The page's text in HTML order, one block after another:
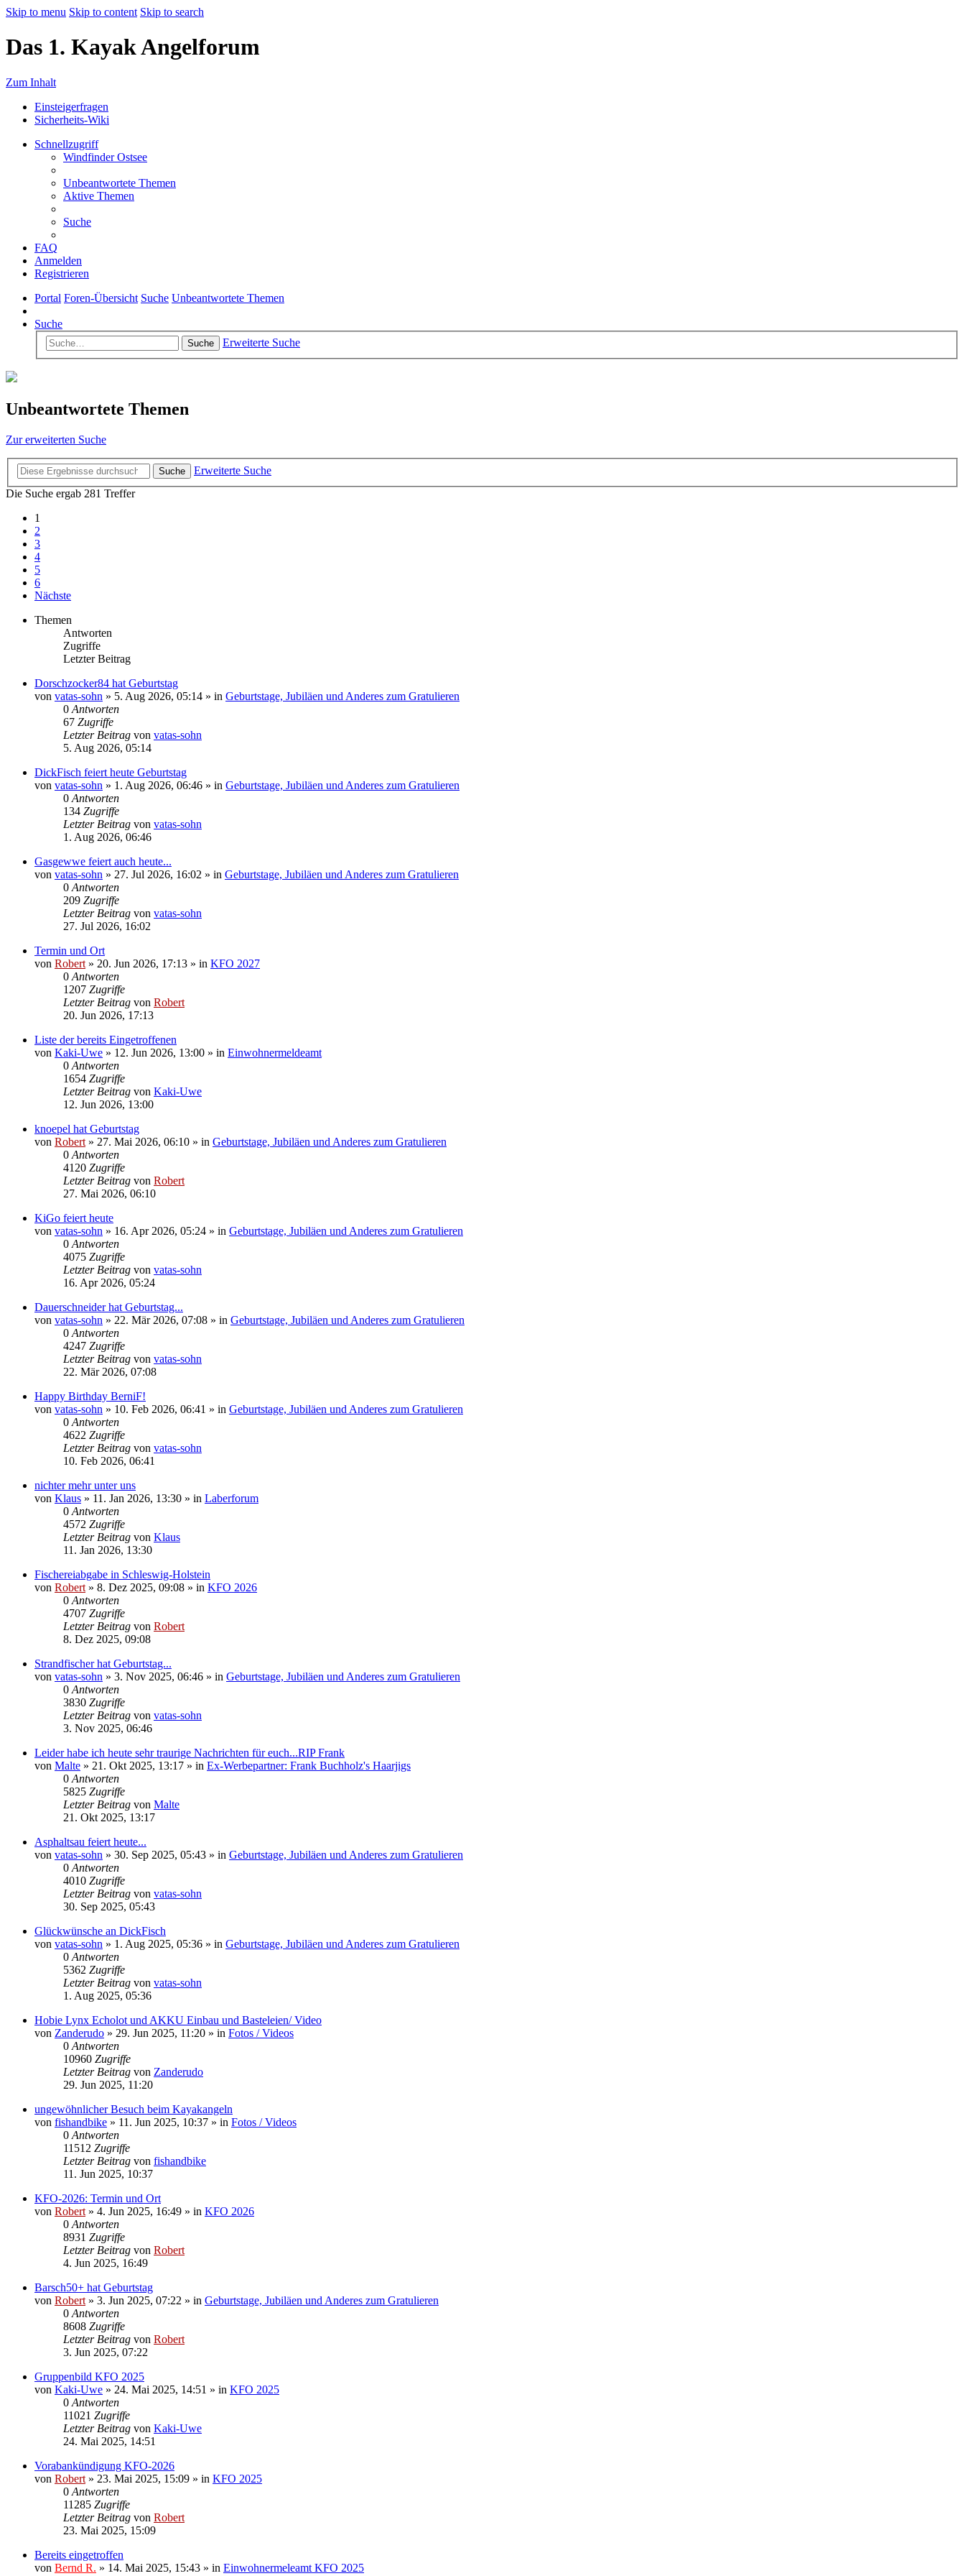
Skip to menu Skip to content Skip to search
Das 1. Kayak Angelforum
Zum Inhalt
Einsteigerfragen
Sicherheits-Wiki
Schnellzugriff
Windfinder Ostsee
Unbeantwortete Themen
Aktive Themen
Suche
FAQ
Anmelden
Registrieren
Portal Foren-Übersicht Suche Unbeantwortete Themen
Suche
Suche Erweiterte Suche
Unbeantwortete Themen
Zur erweiterten Suche
Suche
Erweiterte Suche
Die Suche ergab 281 Treffer
1
2
3
4
5
6
Nächste
Themen
Antworten
Zugriffe
Letzter Beitrag
Dorschzocker84 hat Geburtstag
von vatas-sohn » 5. Aug 2026, 05:14 » in Geburtstage, Jubiläen und Anderes zum Gratulieren
0 Antworten
67 Zugriffe
Letzter Beitrag von vatas-sohn
5. Aug 2026, 05:14
DickFisch feiert heute Geburtstag
von vatas-sohn » 1. Aug 2026, 06:46 » in Geburtstage, Jubiläen und Anderes zum Gratulieren
0 Antworten
134 Zugriffe
Letzter Beitrag von vatas-sohn
1. Aug 2026, 06:46
Gasgewwe feiert auch heute...
von vatas-sohn » 27. Jul 2026, 16:02 » in Geburtstage, Jubiläen und Anderes zum Gratulieren
0 Antworten
209 Zugriffe
Letzter Beitrag von vatas-sohn
27. Jul 2026, 16:02
Termin und Ort
von Robert » 20. Jun 2026, 17:13 » in KFO 2027
0 Antworten
1207 Zugriffe
Letzter Beitrag von Robert
20. Jun 2026, 17:13
Liste der bereits Eingetroffenen
von Kaki-Uwe » 12. Jun 2026, 13:00 » in Einwohnermeldeamt
0 Antworten
1654 Zugriffe
Letzter Beitrag von Kaki-Uwe
12. Jun 2026, 13:00
knoepel hat Geburtstag
von Robert » 27. Mai 2026, 06:10 » in Geburtstage, Jubiläen und Anderes zum Gratulieren
0 Antworten
4120 Zugriffe
Letzter Beitrag von Robert
27. Mai 2026, 06:10
KiGo feiert heute
von vatas-sohn » 16. Apr 2026, 05:24 » in Geburtstage, Jubiläen und Anderes zum Gratulieren
0 Antworten
4075 Zugriffe
Letzter Beitrag von vatas-sohn
16. Apr 2026, 05:24
Dauerschneider hat Geburtstag...
von vatas-sohn » 22. Mär 2026, 07:08 » in Geburtstage, Jubiläen und Anderes zum Gratulieren
0 Antworten
4247 Zugriffe
Letzter Beitrag von vatas-sohn
22. Mär 2026, 07:08
Happy Birthday BerniF!
von vatas-sohn » 10. Feb 2026, 06:41 » in Geburtstage, Jubiläen und Anderes zum Gratulieren
0 Antworten
4622 Zugriffe
Letzter Beitrag von vatas-sohn
10. Feb 2026, 06:41
nichter mehr unter uns
von Klaus » 11. Jan 2026, 13:30 » in Laberforum
0 Antworten
4572 Zugriffe
Letzter Beitrag von Klaus
11. Jan 2026, 13:30
Fischereiabgabe in Schleswig-Holstein
von Robert » 8. Dez 2025, 09:08 » in KFO 2026
0 Antworten
4707 Zugriffe
Letzter Beitrag von Robert
8. Dez 2025, 09:08
Strandfischer hat Geburtstag...
von vatas-sohn » 3. Nov 2025, 06:46 » in Geburtstage, Jubiläen und Anderes zum Gratulieren
0 Antworten
3830 Zugriffe
Letzter Beitrag von vatas-sohn
3. Nov 2025, 06:46
Leider habe ich heute sehr traurige Nachrichten für euch...RIP Frank
von Malte » 21. Okt 2025, 13:17 » in Ex-Werbepartner: Frank Buchholz's Haarjigs
0 Antworten
5825 Zugriffe
Letzter Beitrag von Malte
21. Okt 2025, 13:17
Asphaltsau feiert heute...
von vatas-sohn » 30. Sep 2025, 05:43 » in Geburtstage, Jubiläen und Anderes zum Gratulieren
0 Antworten
4010 Zugriffe
Letzter Beitrag von vatas-sohn
30. Sep 2025, 05:43
Glückwünsche an DickFisch
von vatas-sohn » 1. Aug 2025, 05:36 » in Geburtstage, Jubiläen und Anderes zum Gratulieren
0 Antworten
5362 Zugriffe
Letzter Beitrag von vatas-sohn
1. Aug 2025, 05:36
Hobie Lynx Echolot und AKKU Einbau und Basteleien/ Video
von Zanderudo » 29. Jun 2025, 11:20 » in Fotos / Videos
0 Antworten
10960 Zugriffe
Letzter Beitrag von Zanderudo
29. Jun 2025, 11:20
ungewöhnlicher Besuch beim Kayakangeln
von fishandbike » 11. Jun 2025, 10:37 » in Fotos / Videos
0 Antworten
11512 Zugriffe
Letzter Beitrag von fishandbike
11. Jun 2025, 10:37
KFO-2026: Termin und Ort
von Robert » 4. Jun 2025, 16:49 » in KFO 2026
0 Antworten
8931 Zugriffe
Letzter Beitrag von Robert
4. Jun 2025, 16:49
Barsch50+ hat Geburtstag
von Robert » 3. Jun 2025, 07:22 » in Geburtstage, Jubiläen und Anderes zum Gratulieren
0 Antworten
8608 Zugriffe
Letzter Beitrag von Robert
3. Jun 2025, 07:22
Gruppenbild KFO 2025
von Kaki-Uwe » 24. Mai 2025, 14:51 » in KFO 2025
0 Antworten
11021 Zugriffe
Letzter Beitrag von Kaki-Uwe
24. Mai 2025, 14:51
Vorabankündigung KFO-2026
von Robert » 23. Mai 2025, 15:09 » in KFO 2025
0 Antworten
11285 Zugriffe
Letzter Beitrag von Robert
23. Mai 2025, 15:09
Bereits eingetroffen
von Bernd R. » 14. Mai 2025, 15:43 » in Einwohnermeleamt KFO 2025